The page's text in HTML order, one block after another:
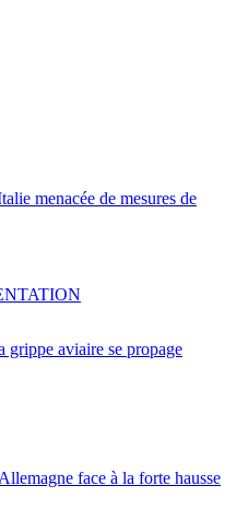
menacée de mesures de
grippe aviaire se propage
face à la forte hausse